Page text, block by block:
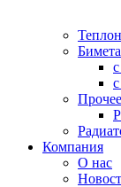
Компания
О нас